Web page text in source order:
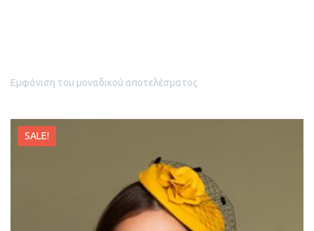
Εμφάνιση του μοναδικού αποτελέσματος
SALE!